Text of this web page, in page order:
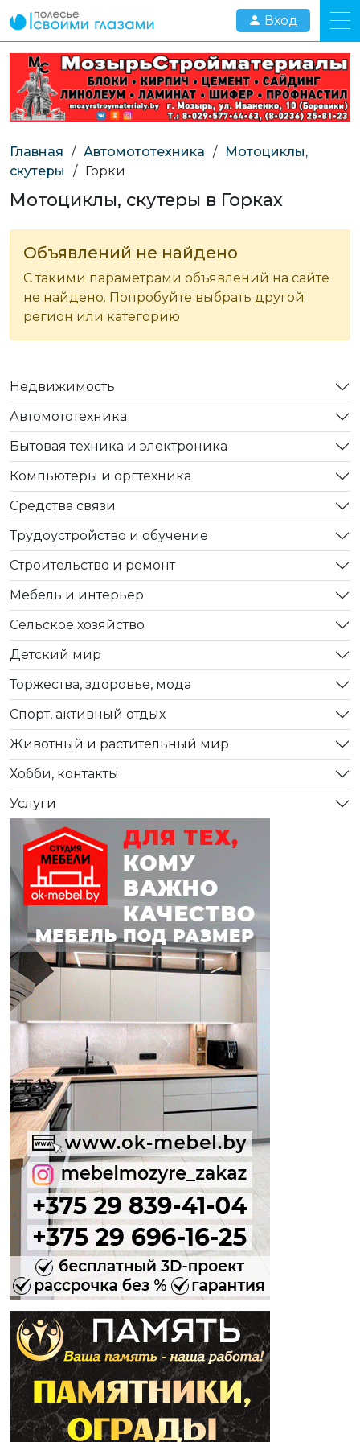
Вход
Главная / Автомототехника /
Мотоциклы,
скутеры
/ Горки
Мотоциклы, скутеры в Горках
Объявлений не найдено
С такими параметрами объявлений на сайте
не найдено. Попробуйте выбрать другой
регион или категорию
Недвижимость
Автомототехника
Бытовая техника и электроника
Компьютеры и оргтехника
Средства связи
Трудоустройство и обучение
Строительство и ремонт
Мебель и интерьер
Сельское хозяйство
Детский мир
Торжества, здоровье, мода
Спорт, активный отдых
Животный и растительный мир
Хобби, контакты
Услуги